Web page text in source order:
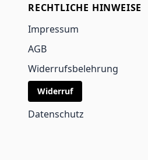
RECHTLICHE HINWEISE
Impressum
AGB
Widerrufsbelehrung
Widerruf
Datenschutz